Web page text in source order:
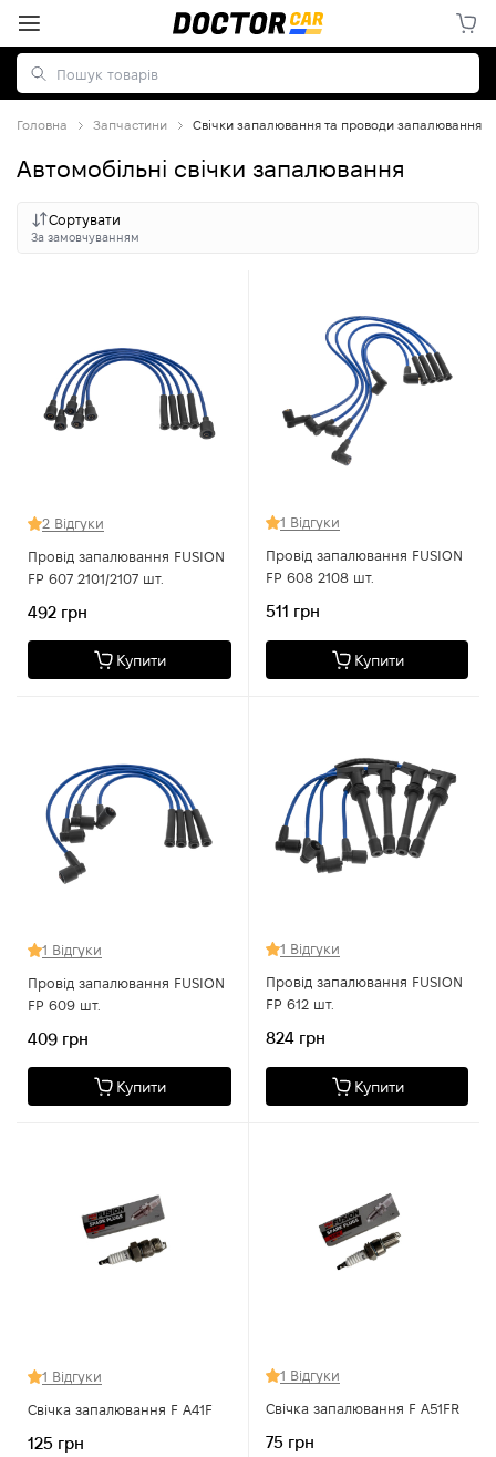
Головна Запчастини Свічки запалювання та проводи запалювання
Автомобільні свічки запалювання
Сортувати
За замовчуванням
2 Відгуки
Провід запалювання FUSION
FP 607 2101/2107 шт.
492 грн
Купити
1 Відгуки
Провід запалювання FUSION
FP 608 2108 шт.
511 грн
Купити
1 Відгуки
Провід запалювання FUSION
FP 609 шт.
409 грн
Купити
1 Відгуки
Провід запалювання FUSION
FP 612 шт.
824 грн
Купити
1 Відгуки
Свічка запалювання F A41F
125 грн
1 Відгуки
Свічка запалювання F A51FR
75 грн